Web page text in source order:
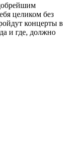
целиком без
концерты в
и где, должно